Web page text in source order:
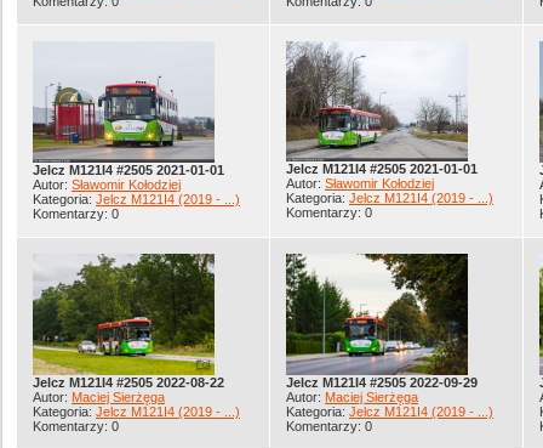
Jelcz M121I4 #2505 2021-01-01
Autor: Sławomir Kołodziej
Kategoria: Jelcz M121I4 (2019 - ...)
Komentarzy: 0
Jelcz M121I4 #2505 2021-01-01
Autor: Sławomir Kołodziej
Kategoria: Jelcz M121I4 (2019 - ...)
Komentarzy: 0
Jelcz M121I4 #2505 2022-08-22
Autor: Maciej Sierżęga
Kategoria: Jelcz M121I4 (2019 - ...)
Komentarzy: 0
Jelcz M121I4 #2505 2022-09-29
Autor: Maciej Sierżęga
Kategoria: Jelcz M121I4 (2019 - ...)
Komentarzy: 0